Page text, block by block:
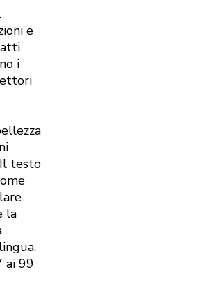
e
i
testo
la
ai 99